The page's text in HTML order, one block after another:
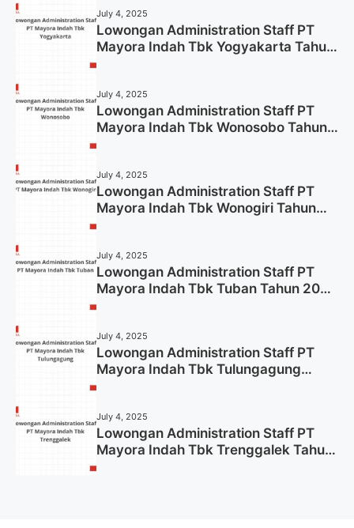
July 4, 2025
Lowongan Administration Staff PT
Mayora Indah Tbk Yogyakarta Tahun
July 4, 2025
Lowongan Administration Staff PT
Mayora Indah Tbk Wonosobo Tahun
July 4, 2025
Lowongan Administration Staff PT
Mayora Indah Tbk Wonogiri Tahun
July 4, 2025
Lowongan Administration Staff PT
Mayora Indah Tbk Tuban Tahun 2025
July 4, 2025
Lowongan Administration Staff PT
Mayora Indah Tbk Tulungagung
July 4, 2025
Lowongan Administration Staff PT
Mayora Indah Tbk Trenggalek Tahun